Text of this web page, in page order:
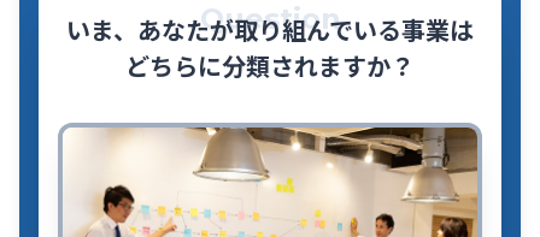
Question
いま、あなたが取り組んでいる事業は
どちらに分類されますか？